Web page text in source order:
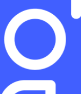
от 1400 ₽
от 2700 ₽
от 950 ₽